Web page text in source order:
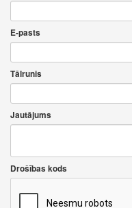
E-pasts
Tālrunis
Jautājums
Drošības kods